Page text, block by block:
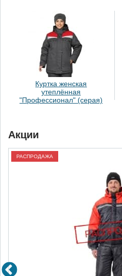
Куртка женская
утеплённая
"Профессионал" (серая)
Акции
РАСПРОДАЖА